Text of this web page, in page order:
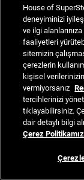
House of
deneyiminizi
ve ilgi
faaliyetleri
sitemizin
çerezlerin
kişisel verilerinizin
vermiyorsanız
tercihlerinizi
tıklayabilirsiniz.
dair detaylı bilgi
Çerez